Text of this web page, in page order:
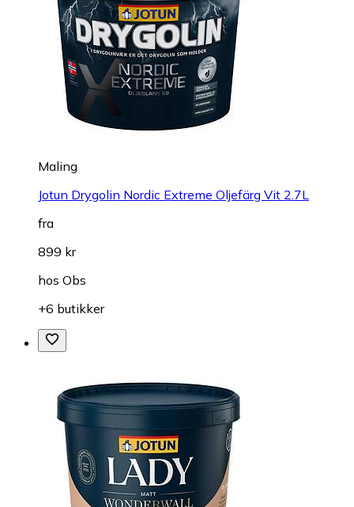
Maling
Jotun Drygolin Nordic Extreme Oljefärg Vit 2.7L
fra
899 kr
hos Obs
+6 butikker